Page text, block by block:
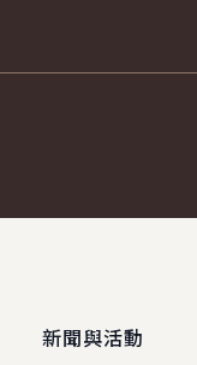
新聞與活動